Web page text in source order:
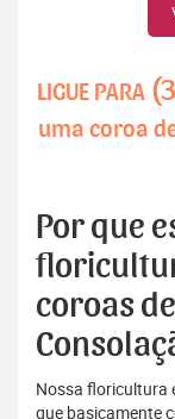
LIGUE PARA
uma coroa
Por que
coroas
Nossa floricultura
que basicamente